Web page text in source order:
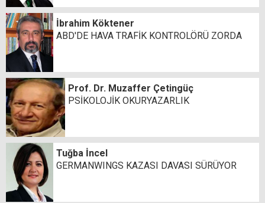
İbrahim Köktener
ABD'DE HAVA TRAFİK KONTROLÖRÜ ZORDA
Prof. Dr. Muzaffer Çetingüç
PSİKOLOJİK OKURYAZARLIK
Tuğba İncel
GERMANWINGS KAZASI DAVASI SÜRÜYOR